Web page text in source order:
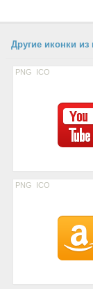
Другие иконки
PNG ICO
PNG ICO